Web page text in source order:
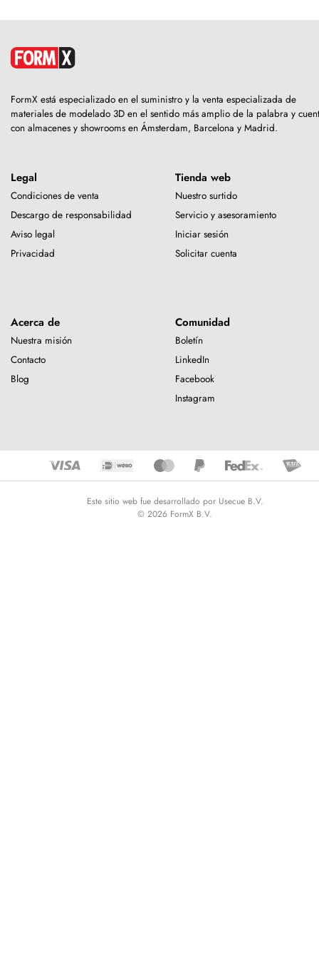
FormX está especializado en el suministro y la venta especializada de
materiales de modelado 3D en el sentido más amplio de la palabra y
con almacenes y showrooms en Ámsterdam, Barcelona y Madrid.
Legal
Condiciones de venta
Descargo de responsabilidad
Aviso legal
Privacidad
Tienda web
Nuestro surtido
Servicio y asesoramiento
Iniciar sesión
Solicitar cuenta
Acerca de
Nuestra misión
Contacto
Blog
Comunidad
Boletín
LinkedIn
Facebook
Instagram
Este sitio web fue desarrollado por Usecue B.V.
© 2026 FormX B.V.